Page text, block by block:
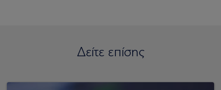
Δείτε επίσης